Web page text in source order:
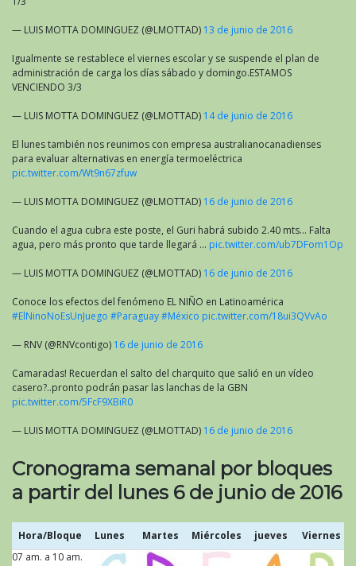
— LUIS MOTTA DOMINGUEZ (@LMOTTAD) 13 de junio de 2016
Igualmente se restablece el viernes escolar y se suspende el plan de
administración de carga los días sábado y domingo.ESTAMOS
VENCIENDO 3/3
— LUIS MOTTA DOMINGUEZ (@LMOTTAD) 14 de junio de 2016
El lunes también nos reunimos con empresa australianocanadienses
para evaluar alternativas en energía termoeléctrica
pic.twitter.com/Wt9n67zfuw
— LUIS MOTTA DOMINGUEZ (@LMOTTAD) 16 de junio de 2016
Cuando el agua cubra este poste, el Guri habrá subido 2.40 mts… Falta
agua, pero más pronto que tarde llegará … pic.twitter.com/ub7DFom1Op
— LUIS MOTTA DOMINGUEZ (@LMOTTAD) 16 de junio de 2016
Conoce los efectos del fenómeno EL NIÑO en Latinoamérica
#ElNinoNoEsUnJuego #Paraguay#México pic.twitter.com/18ui3QVvAo
— RNV (@RNVcontigo) 16 de junio de 2016
Camaradas! Recuerdan el salto del charquito que salió en un vídeo
casero?..pronto podrán pasar las lanchas de la GBN
pic.twitter.com/5FcF9XBiR0
— LUIS MOTTA DOMINGUEZ (@LMOTTAD) 16 de junio de 2016
Cronograma semanal por bloques
a partir del lunes 6 de junio de 2016
Hora/Bloque Lunes Martes Miércoles jueves Viernes
Hora/Bloque
Lunes Martes Miércoles jueves Viernes
07 am. a 10 am.